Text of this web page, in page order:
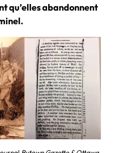
qu’elles abandonnent